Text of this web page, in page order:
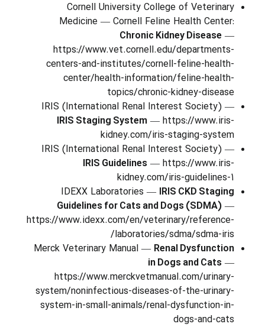
Cornell University College of Veterinary
Medicine — Cornell Feline Health Center:
Chronic Kidney Disease —
https://www.vet.cornell.edu/departments-
centers-and-institutes/cornell-feline-health-
center/health-information/feline-health-
topics/chronic-kidney-disease
IRIS (International Renal Interest Society) —
IRIS Staging System — https://www.iris-
kidney.com/iris-staging-system
IRIS (International Renal Interest Society) —
IRIS Guidelines — https://www.iris-
kidney.com/iris-guidelines-1
IDEXX Laboratories — IRIS CKD Staging
Guidelines for Cats and Dogs (SDMA) —
https://www.idexx.com/en/veterinary/reference-
laboratories/sdma/sdma-iris/
Merck Veterinary Manual — Renal Dysfunction
in Dogs and Cats —
https://www.merckvetmanual.com/urinary-
system/noninfectious-diseases-of-the-urinary-
system-in-small-animals/renal-dysfunction-in-
dogs-and-cats